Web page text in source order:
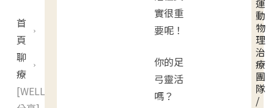
首
頁
聊
療
[WELL
實很重
要呢！
你的足
弓靈活
嗎？
運
動
物
理
治
療
團
隊
/